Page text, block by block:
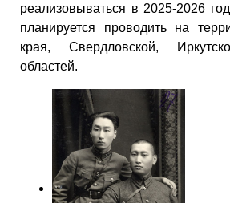
реализовываться в 2025-2026
планируется проводить на
края, Свердловской,
областей.